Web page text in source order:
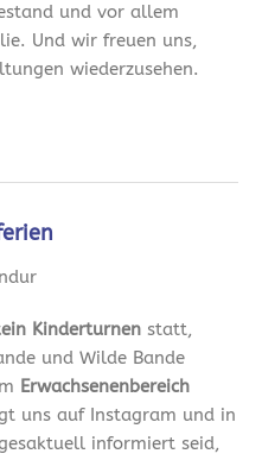
und vor allem
Und wir freuen uns,
wiederzusehen.
Kinderturnen statt,
und Wilde Bande
Erwachsenenbereich
uns auf Instagram und in
informiert seid,